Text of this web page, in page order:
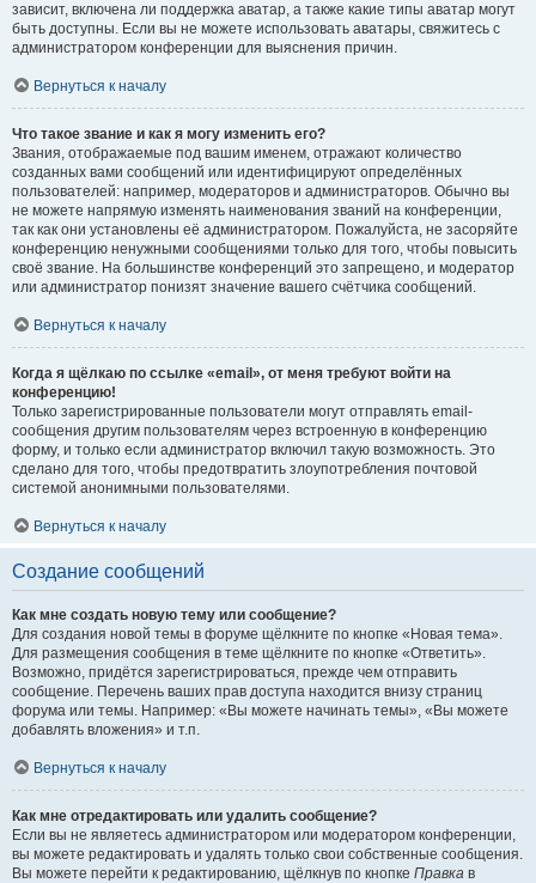
зависит, включена ли поддержка аватар, а также какие типы аватар могут
быть доступны. Если вы не можете использовать аватары, свяжитесь с
администратором конференции для выяснения причин.
Вернуться к началу
Что такое звание и как я могу изменить его?
Звания, отображаемые под вашим именем, отражают количество
созданных вами сообщений или идентифицируют определённых
пользователей: например, модераторов и администраторов. Обычно вы
не можете напрямую изменять наименования званий на конференции,
так как они установлены её администратором. Пожалуйста, не засоряйте
конференцию ненужными сообщениями только для того, чтобы повысить
своё звание. На большинстве конференций это запрещено, и модератор
или администратор понизят значение вашего счётчика сообщений.
Вернуться к началу
Когда я щёлкаю по ссылке «email», от меня требуют войти на
конференцию!
Только зарегистрированные пользователи могут отправлять email-
сообщения другим пользователям через встроенную в конференцию
форму, и только если администратор включил такую возможность. Это
сделано для того, чтобы предотвратить злоупотребления почтовой
системой анонимными пользователями.
Вернуться к началу
Создание сообщений
Как мне создать новую тему или сообщение?
Для создания новой темы в форуме щёлкните по кнопке «Новая тема».
Для размещения сообщения в теме щёлкните по кнопке «Ответить».
Возможно, придётся зарегистрироваться, прежде чем отправить
сообщение. Перечень ваших прав доступа находится внизу страниц
форума или темы. Например: «Вы можете начинать темы», «Вы можете
добавлять вложения» и т.п.
Вернуться к началу
Как мне отредактировать или удалить сообщение?
Если вы не являетесь администратором или модератором конференции,
вы можете редактировать и удалять только свои собственные сообщения.
Вы можете перейти к редактированию, щёлкнув по кнопке Правка в